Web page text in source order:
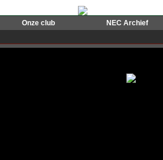
Onze club NEC Archief